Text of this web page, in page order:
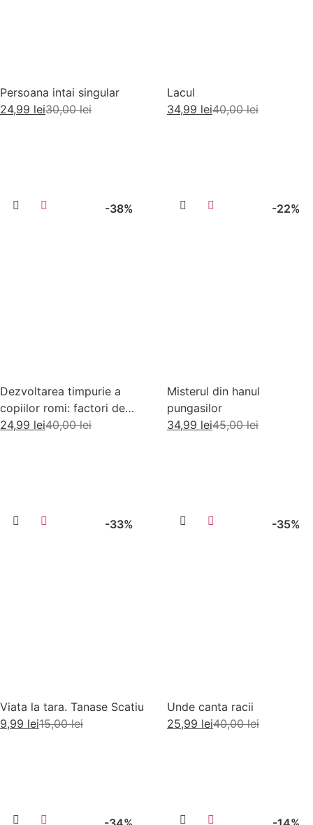
Persoana intai singular
30,00lei
24,99 lei
Lacul
40,00lei
34,99 lei
-38%
Dezvoltarea timpurie a
copiilor romi: factori de
risc si factori de protectie
40,00lei
24,99 lei
-22%
Misterul din hanul
pungasilor
45,00lei
34,99 lei
-33%
Viata la tara. Tanase Scatiu
15,00lei
9,99 lei
-35%
Unde canta racii
40,00lei
25,99 lei